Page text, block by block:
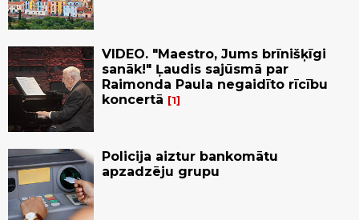
VIDEO. "Maestro, Jums brīnišķīgi
sanāk!" Ļaudis sajūsmā par
Raimonda Paula negaidīto rīcību
koncertā
1
Policija aiztur bankomātu
apzadzēju grupu